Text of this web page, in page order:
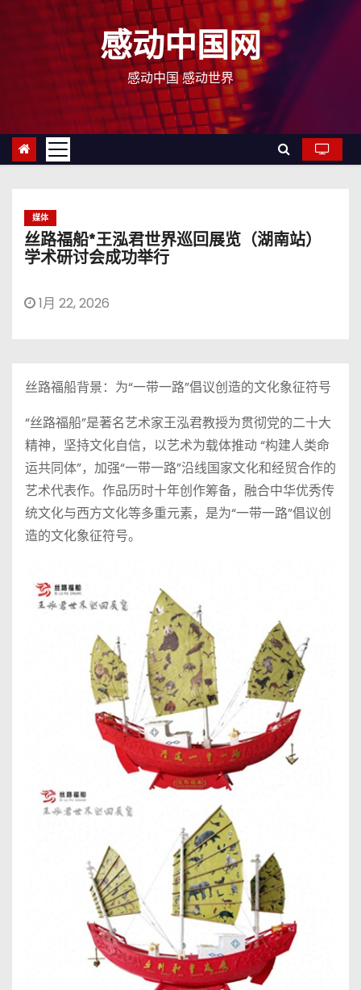
感动中国网
感动中国 感动世界
媒体
丝路福船*王泓君世界巡回展览（湖南站）
学术研讨会成功举行
1月 22, 2026
丝路福船背景：为“一带一路”倡议创造的文化象征符号
“丝路福船”是著名艺术家王泓君教授为贯彻党的二十大
精神，坚持文化自信，以艺术为载体推动 “构建人类命
运共同体”，加强“一带一路”沿线国家文化和经贸合作的
艺术代表作。作品历时十年创作筹备，融合中华优秀传
统文化与西方文化等多重元素，是为“一带一路”倡议创
造的文化象征符号。